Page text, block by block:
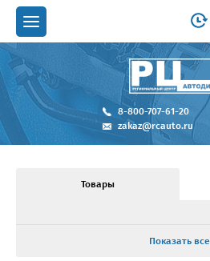
8-800-707-61-20
zakaz@rcauto.ru
Товары
Показать все